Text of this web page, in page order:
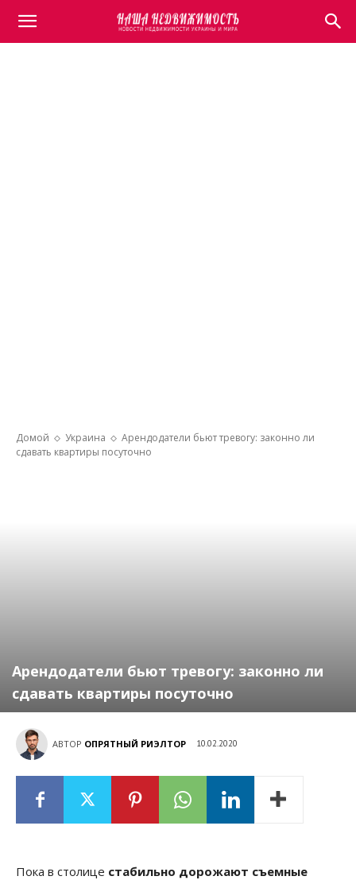
Домой Украина
Арендодатели бьют тревогу: законно ли
сдавать квартиры посуточно
Арендодатели бьют тревогу: законно ли
сдавать квартиры посуточно
АВТОР ОПРЯТНЫЙ РИЭЛТОР 10.02.2020
Пока в столице стабильно дорожают съемные